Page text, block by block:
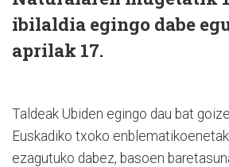
ibilaldia egingo dabe
aprilak 17.
Taldeak Ubiden egingo dau bat
Euskadiko txoko
ezagutuko dabez, basoen